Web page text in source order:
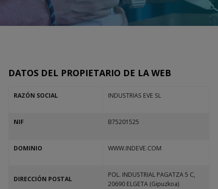
DATOS DEL PROPIETARIO DE LA WEB
RAZÓN SOCIAL INDUSTRIAS EVE SL
NIF B75201525
DOMINIO WWW.INDEVE.COM
DIRECCIÓN POSTAL
POL. INDUSTRIAL PAGATZA 5 C,
20690 ELGETA (Gipuzkoa)